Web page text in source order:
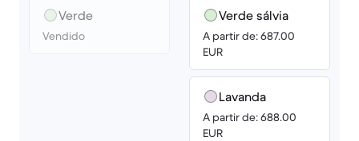
Verde
Vendido
Verde sálvia
A partir de: 687.00
EUR
Lavanda
A partir de: 688.00
EUR